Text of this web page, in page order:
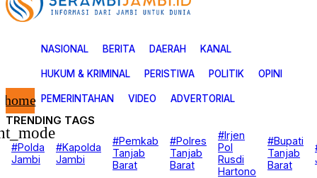
NASIONAL BERITA DAERAH KANAL
HUKUM & KRIMINAL PERISTIWA POLITIK OPINI
PEMERINTAHAN VIDEO ADVERTORIAL
home
Nasional
Berita
Daerah
Kanal
TRENDING TAGS
#Polda
Jambi
#Kapolda
Jambi
#Pemkab
Tanjab
Barat
#Polres
Tanjab
Barat
#Irjen
Pol
Rusdi
Hartono
#Bupati
Tanjab
Barat